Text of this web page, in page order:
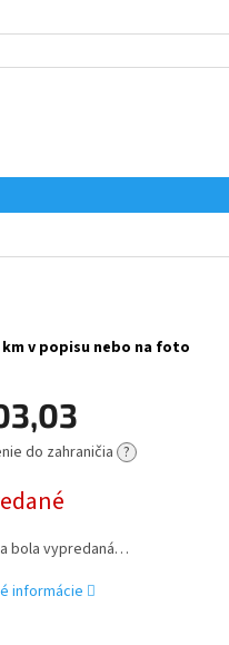
v popisu nebo na foto
do zahraničia ?
bola vypredaná…
informácie